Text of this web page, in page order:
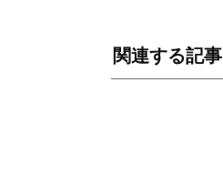
関連する記事